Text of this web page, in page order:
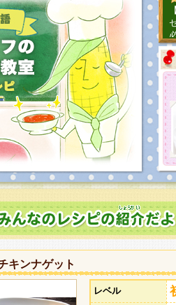
キンナゲット
レベル